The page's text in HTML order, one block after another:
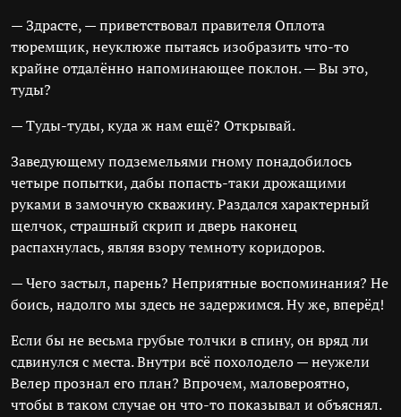
— Здрасте, — приветствовал правителя Оплота
тюремщик, неуклюже пытаясь изобразить что-то
крайне отдалённо напоминающее поклон. — Вы это,
туды?
— Туды-туды, куда ж нам ещё? Открывай.
Заведующему подземельями гному понадобилось
четыре попытки, дабы попасть-таки дрожащими
руками в замочную скважину. Раздался характерный
щелчок, страшный скрип и дверь наконец
распахнулась, являя взору темноту коридоров.
— Чего застыл, парень? Неприятные воспоминания? Не
боись, надолго мы здесь не задержимся. Ну же, вперёд!
Если бы не весьма грубые толчки в спину, он вряд ли
сдвинулся с места. Внутри всё похолодело — неужели
Велер прознал его план? Впрочем, маловероятно,
чтобы в таком случае он что-то показывал и объяснял.